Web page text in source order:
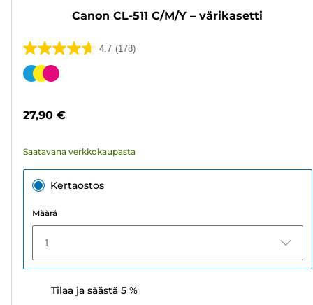
Canon CL-511 C/M/Y – värikasetti
4.7 (178)
4.7/5
tähteä.
Värikasetti
27,90 €
Saatavana verkkokaupasta
Kertaostos
Määrä
1
Tilaa ja säästä 5 %